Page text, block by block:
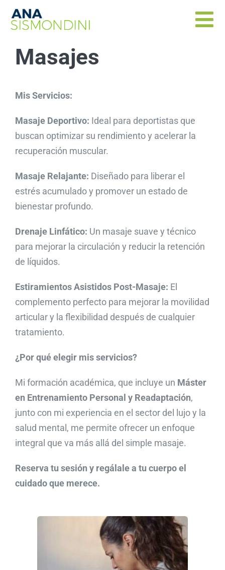
Skip
Entrenamiento Personal
Tenis y Pádel
Tarifas
Dónde entrenar
Galería
Contacto
Masajes
Mis Servicios:
Masaje Deportivo: Ideal para deportistas que
buscan optimizar su rendimiento y acelerar la
recuperación muscular.
Masaje Relajante: Diseñado para liberar el
estrés acumulado y promover un estado de
bienestar profundo.
Drenaje Linfático: Un masaje suave y técnico
para mejorar la circulación y reducir la retención
de líquidos.
Estiramientos Asistidos Post-Masaje: El
complemento perfecto para mejorar la movilidad
articular y la flexibilidad después de cualquier
tratamiento.
¿Por qué elegir mis servicios?
Mi formación académica, que incluye un Máster
en Entrenamiento Personal y Readaptación,
junto con mi experiencia en el sector del lujo y la
salud mental, me permite ofrecer un enfoque
integral que va más allá del simple masaje.
Reserva tu sesión y regálale a tu cuerpo el
cuidado que merece.